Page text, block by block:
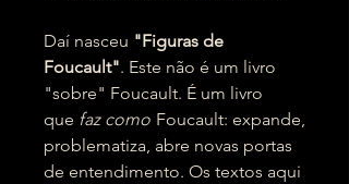
Daí nasceu "Figuras de
Foucault". Este não é um livro
"sobre" Foucault. É um livro
que faz como Foucault: expande,
problematiza, abre novas portas
de entendimento. Os textos aqui